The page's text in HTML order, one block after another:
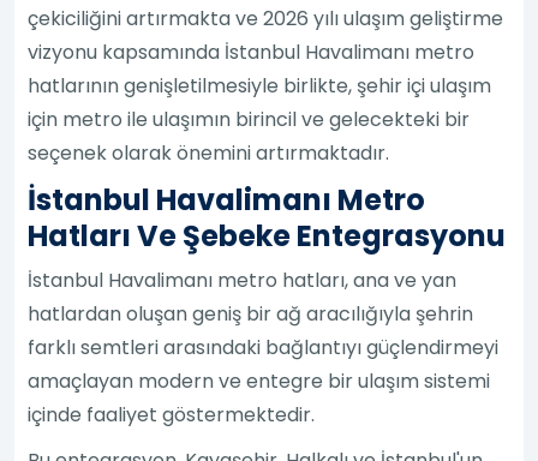
çekiciliğini artırmakta ve 2026 yılı ulaşım geliştirme
vizyonu kapsamında İstanbul Havalimanı metro
hatlarının genişletilmesiyle birlikte, şehir içi ulaşım
için metro ile ulaşımın birincil ve gelecekteki bir
seçenek olarak önemini artırmaktadır.
İstanbul Havalimanı Metro
Hatları Ve Şebeke Entegrasyonu
İstanbul Havalimanı metro hatları, ana ve yan
hatlardan oluşan geniş bir ağ aracılığıyla şehrin
farklı semtleri arasındaki bağlantıyı güçlendirmeyi
amaçlayan modern ve entegre bir ulaşım sistemi
içinde faaliyet göstermektedir.